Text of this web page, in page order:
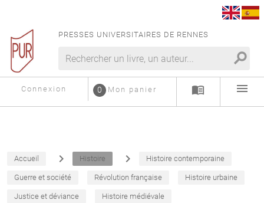
PRESSES UNIVERSITAIRES DE RENNES
search
Connexion Mon panier
0 menu_book menu
Accueil navigate_next Histoire navigate_next Histoire contemporaine
Guerre et société Révolution française Histoire urbaine
Justice et déviance Histoire médiévale